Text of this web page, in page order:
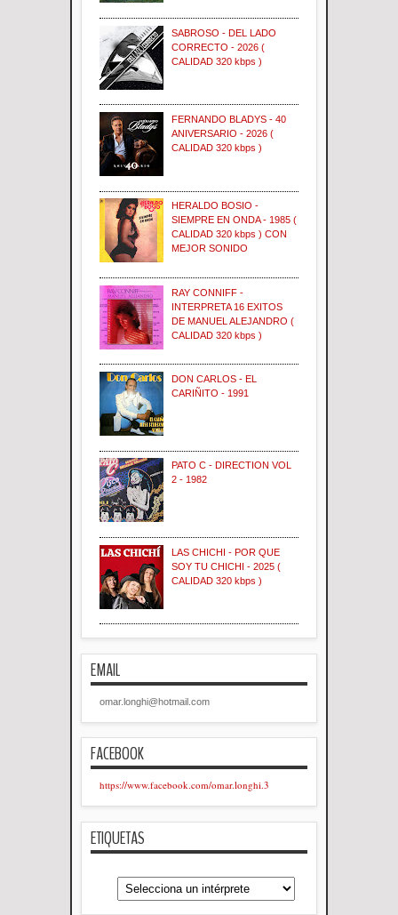
SABROSO - DEL LADO
CORRECTO - 2026 (
CALIDAD 320 kbps )
FERNANDO BLADYS - 40
ANIVERSARIO - 2026 (
CALIDAD 320 kbps )
HERALDO BOSIO -
SIEMPRE EN ONDA - 1985 (
CALIDAD 320 kbps ) CON
MEJOR SONIDO
RAY CONNIFF -
INTERPRETA 16 EXITOS
DE MANUEL ALEJANDRO (
CALIDAD 320 kbps )
DON CARLOS - EL
CARIÑITO - 1991
PATO C - DIRECTION VOL
2 - 1982
LAS CHICHI - POR QUE
SOY TU CHICHI - 2025 (
CALIDAD 320 kbps )
EMAIL
omar.longhi@hotmail.com
FACEBOOK
https://www.facebook.com/omar.longhi.3
ETIQUETAS